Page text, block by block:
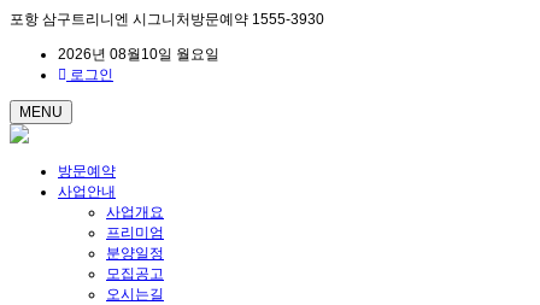
포항 삼구트리니엔 시그니처방문예약 1555-3930
2026년 08월10일 월요일
로그인
MENU
방문예약
사업안내
사업개요
프리미엄
분양일정
모집공고
오시는길